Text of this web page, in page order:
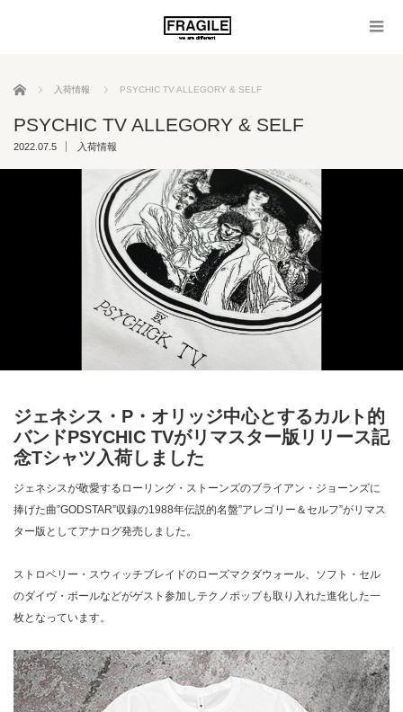
ホーム 入荷情報 PSYCHIC TV ALLEGORY & SELF
PSYCHIC TV ALLEGORY & SELF
2022.07.5 入荷情報
ジェネシス・P・オリッジ中心とするカルト的
バンドPSYCHIC TVがリマスター版リリース記
念Tシャツ入荷しました
ジェネシスが敬愛するローリング・ストーンズのブライアン・ジョーンズに
捧げた曲”GODSTAR”収録の1988年伝説的名盤”アレゴリー＆セルフ”がリマス
ター版としてアナログ発売しました。
ストロベリー・スウィッチブレイドのローズマクダウォール、ソフト・セル
のダイヴ・ポールなどがゲスト参加しテクノポップも取り入れた進化した一
枚となっています。